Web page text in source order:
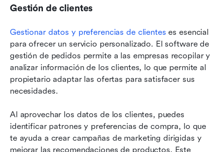
Gestión de clientes
Gestionar datos y preferencias de clientes es esencial
para ofrecer un servicio personalizado. El software de
gestión de pedidos permite a las empresas recopilar y
analizar información de los clientes, lo que permite al
propietario adaptar las ofertas para satisfacer sus
necesidades.
Al aprovechar los datos de los clientes, puedes
identificar patrones y preferencias de compra, lo que
te ayuda a crear campañas de marketing dirigidas y
mejorar las recomendaciones de productos. Este